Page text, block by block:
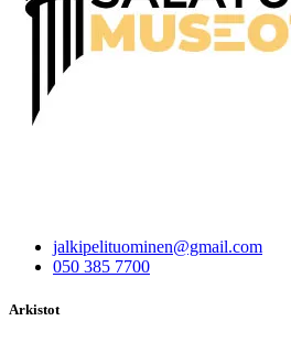
jalkipelituominen@gmail.com
050 385 7700
Arkistot